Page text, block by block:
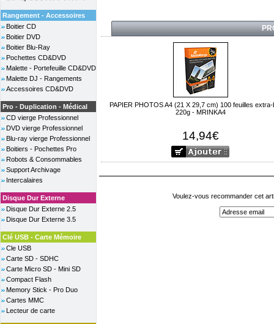
Rangement - Accessoires
Boitier CD
Boitier DVD
Boitier Blu-Ray
Pochettes CD&DVD
Malette - Portefeuille CD&DVD
Malette DJ - Rangements
Accessoires CD&DVD
Pro - Duplication - Médical
CD vierge Professionnel
DVD vierge Professionnel
Blu-ray vierge Professionnel
Boitiers - Pochettes Pro
Robots & Consommables
Support Archivage
Intercalaires
Disque Dur Externe
Disque Dur Externe 2.5
Disque Dur Externe 3.5
Clé USB - Carte Mémoire
Cle USB
Carte SD - SDHC
Carte Micro SD - Mini SD
Compact Flash
Memory Stick - Pro Duo
Cartes MMC
Lecteur de carte
PAPIER PHOTOS A4 (21 X 29,7 cm) 100 feuilles extra-
220g - MRINKA4
14,94€
Voulez-vous recommander cet